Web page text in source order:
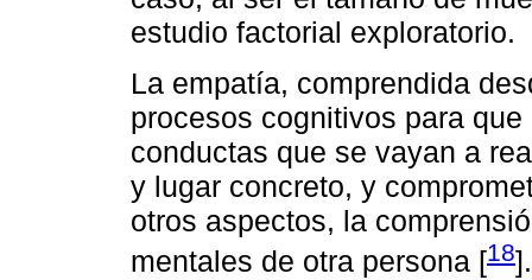
estudio factorial exploratorio.
La empatía, comprendida
procesos cognitivos para
conductas que se vayan a
y lugar concreto, y
otros aspectos, la
mentales de otra persona [18].